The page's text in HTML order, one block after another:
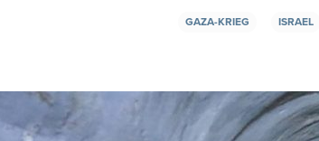
GAZA-KRIEG ISRAEL